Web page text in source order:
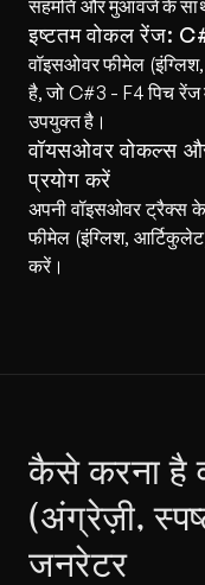
सहमति और मुआवजे के साथ
इष्टतम वोकल रेंज:
वॉइसओवर फीमेल
है, जो C#3 - F4 पिच
उपयुक्त है।
वॉयसओवर वोकल्स
प्रयोग करें
अपनी वॉइसओवर ट्रैक्स
फीमेल (इंग्लिश,
करें।
कैसे करना है
(अंग्रेज़ी,
जनरेटर